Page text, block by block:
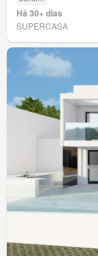
Há 30+ dias
SUPERCASA